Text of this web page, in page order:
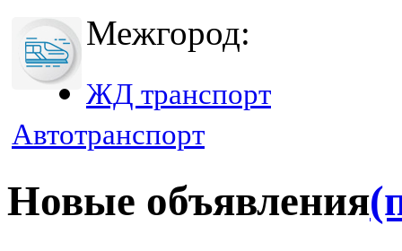
Межгород:
ЖД транспорт
Автотранспорт
Новые объявления